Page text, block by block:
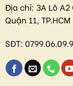
Địa chỉ: 3A Lô
Quận 11, TP.HCM
SĐT: